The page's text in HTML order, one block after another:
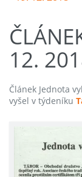
12.
Článek Jednota
vyšel v týdeníku